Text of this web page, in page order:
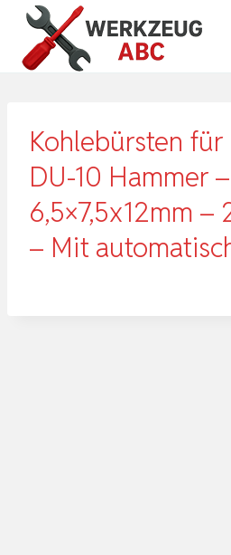
Zum
Inhalt
springen
Kohlebürsten für
DU-10 Hammer –
6,5×7,5x12mm –
– Mit